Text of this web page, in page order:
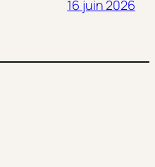
16 juin 2026